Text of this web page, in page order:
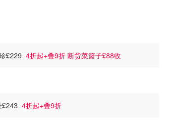
£229 4折起+叠9折 断货菜篮子£88收
£243 4折起+叠9折